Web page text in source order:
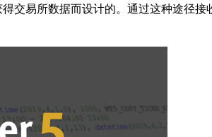
交易所数据而设计的。通过这种途径接